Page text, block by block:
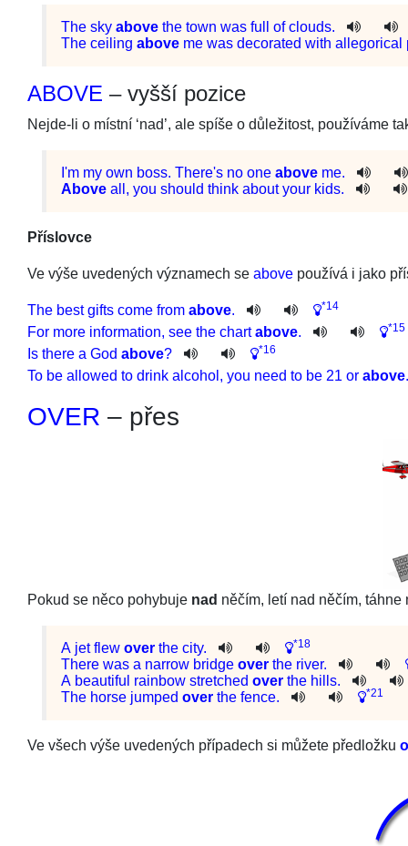
The sky above the town was full of clouds.
The ceiling above me was decorated with allegorical
ABOVE – vyšší pozice
Nejde-li o místní ‘nad’, ale spíše o důležitost, používáme
'm my own boss. There's no one above me.
Above all , you should think about your kids.
Příslovce
Ve výše uvedených významech se above používá i jako
The best gifts come from above. *14
For more information, see the chart above. *15
Is there a God above? *16
To be allowed to drink alcohol , you need to be 21 or above.
OVER – přes
Pokud se něco pohybuje nad něčím, letí nad něčím,
A jet flew over the city. *18
There was a narrow bridge over the river.
A beautiful rainbow stretched over the hills.
The horse jumped over the fence. *21
Ve všech výše uvedených případech si můžete předložku